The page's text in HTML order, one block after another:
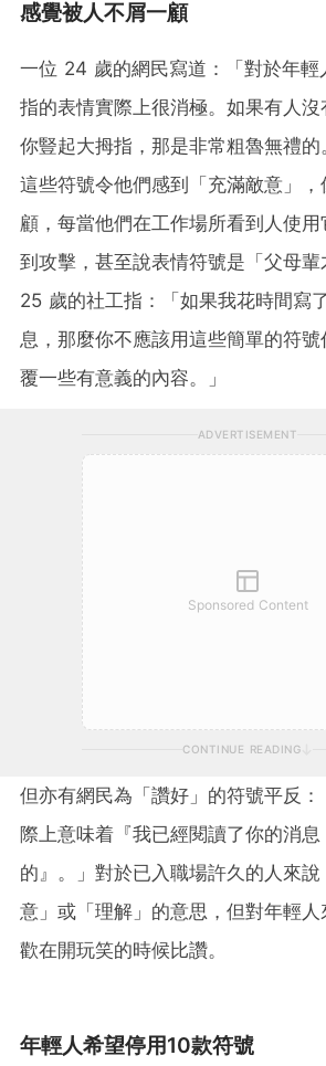
感覺被人不屑一顧
一位 24 歲的網民寫道：「對於年輕
指的表情實際上很消極。如果有人
你豎起大拇指，那是非常粗魯無禮的
這些符號令他們感到「充滿敵意」
顧，每當他們在工作場所看到人使
到攻擊，甚至說表情符號是「父母輩
25 歲的社工指：「如果我花時間寫
息，那麼你不應該用這些簡單的符
覆一些有意義的內容。」
ADVERTISEMENT
Sponsored Content
CONTINUE READING
但亦有網民為「讚好」的符號平反
際上意味着『我已經閱讀了你的消
的』。」對於已入職場許久的人來
意」或「理解」的意思，但對年輕
歡在開玩笑的時候比讚。
年輕人希望停用10款符號